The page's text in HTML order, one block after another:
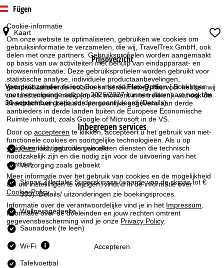
Cookie-informatie
Om onze website te optimaliseren, gebruiken we cookies om
gebruiksinformatie te verzamelen, die wij, TravelTrex GmbH, ook
delen met onze partners. Gebruiksprofielen worden aangemaakt
op basis van uw activiteiten met behulp van eindapparaat- en
browserinformatie. Deze gebruiksprofielen worden gebruikt voor
statistische analyse, individuele productaanbevelingen,
geïndividualiseerde reclame en bereikmeting. Hiervoor hebben wij
uw toestemming nodig (op elk moment in te trekken), wat ook de
overdracht van bepaalde persoonlijke gegevens aan derde
aanbieders in derde landen buiten de Europese Economische
Ruimte inhoudt, zoals Google of Microsoft in de VS.
Door opaccepteren te klikken, accepteert u het gebruik van niet-
functionele cookies en soortgelijke technologieën. Als u op
weigerenklikt, gebruiken we alleen diensten die technisch
noodzakelijk zijn en die nodig zijn voor de uitvoering van het
contract.
Meer informatie over het gebruik van cookies en de mogelijkheid
om uw instellingen te wijzigen, vindt u in de informatie over
Cookie-Policy.
Informatie over de verantwoordelijke vind je in het Impressum
Informatie over de doeleinden en jouw rechten omtrent
gegevensbescherming vind je onze Privacy Policy
Accepteren
r
t
p
a
g
n
a
Fügen
Kaart
Prijsoverzicht
Voorpret zonder risico:Boek met deFlex-Option| Boekingen
voor het volgende seizoen 2026/2027 kunnen daarnaastnog t/m
30 septembergratis worden geannuleerd(Details)
Inbegrepen services
Overnachting zoals geboekt
Verzorging zoals geboekt
Skipas Zillertaler Superskipass(waarde van de skipas tot €
399). Details/ uitzonderingen zie boekingsproces.
Wellnessgedeelte
Saunadoek (te leen)
Wi-Fi
Tafelvoetbal